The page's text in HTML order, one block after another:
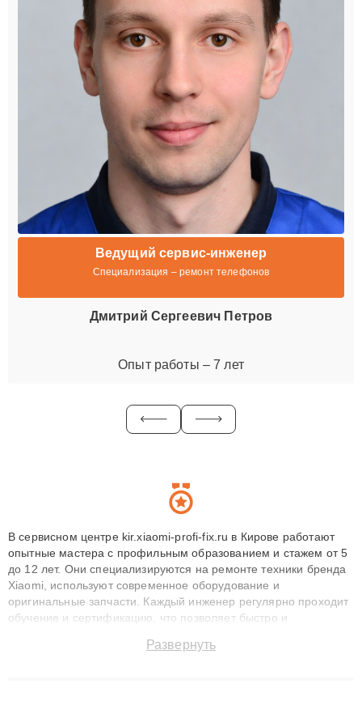
Ведущий сервис-инженер
Специализация – ремонт телефонов
Дмитрий Сергеевич Петров
Опыт работы – 7 лет
В сервисном центре kir.xiaomi-profi-fix.ru в Кирове работают
опытные мастера с профильным образованием и стажем от 5
до 12 лет. Они специализируются на ремонте техники бренда
Xiaomi, используют современное оборудование и
оригинальные запчасти. Каждый инженер регулярно проходит
обучение и сертификацию, что позволяет быстро и
сохранением гарантии до 3 лет. Наши мастера решают
Развернуть